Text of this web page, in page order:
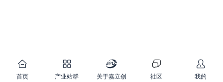
首页 产业站群 关于嘉立创 社区 我的